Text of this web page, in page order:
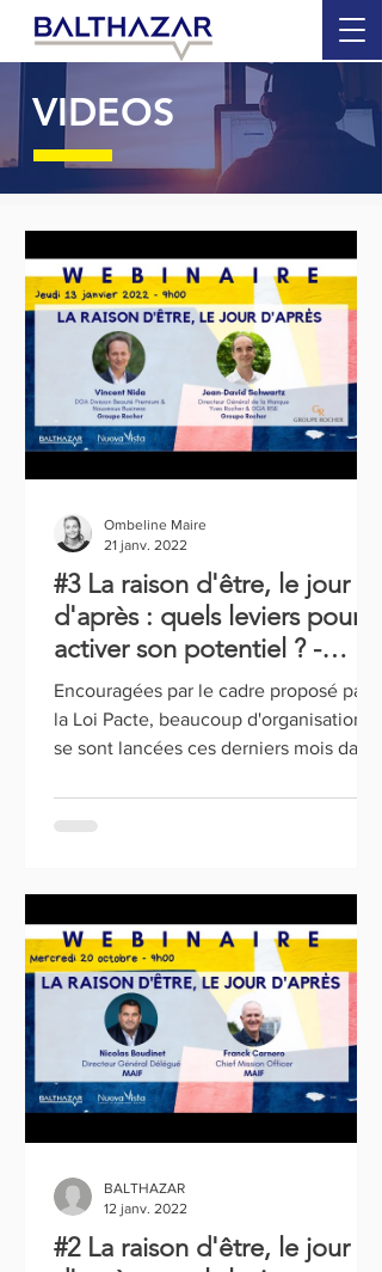
#3 La raison d'être, le jour
d'après : quels leviers pour
activer son potentiel ? -
Episode 3
Encouragées par le cadre proposé par
la Loi Pacte, beaucoup d'organisations
se sont lancées ces derniers mois dans
Ombeline Maire
21 janv. 2022
#2 La raison d'être, le jour
BALTHAZAR
12 janv. 2022
VIDEOS